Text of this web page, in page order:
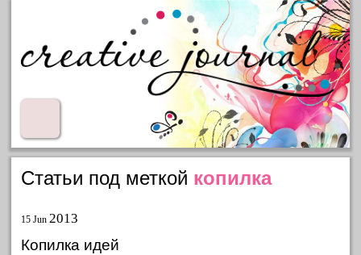
Статьи под меткой копилка
15 Jun2013
Копилка идей